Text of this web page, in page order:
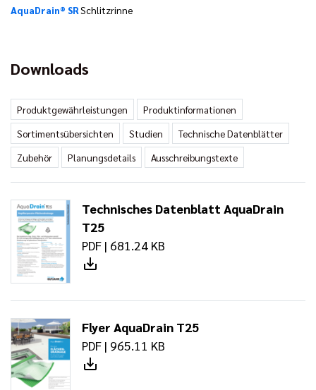
AquaDrain® SRSchlitzrinne
Downloads
Produktgewährleistungen
Produktinformationen
Sortimentsübersichten
Studien
Technische Datenblätter
Zubehör
Planungsdetails Ausschreibungstexte
Technisches Datenblatt AquaDrain
T25
PDF | 681.24 KB
Flyer AquaDrain T25
PDF | 965.11 KB